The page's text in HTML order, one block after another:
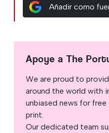
Añadir como
Apoye a The
We are proud to
around the world with
unbiased news for
print.
Our dedicated team